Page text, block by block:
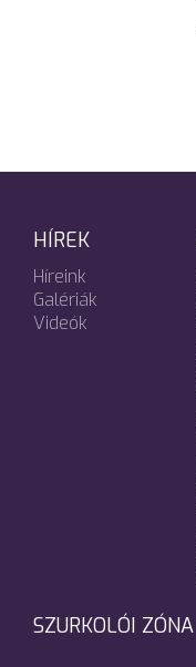
HÍREK
Híreink
Galériák
Videók
SZURKOLÓI ZÓNA